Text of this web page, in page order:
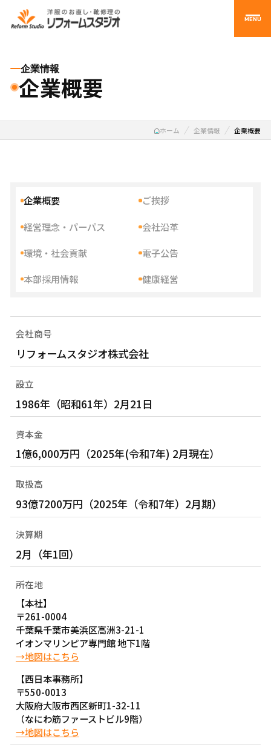
MENU
企業情報
企業概要
ホーム 企業情報 企業概要
企業概要
ご挨拶
経営理念・パーパス
会社沿革
環境・社会貢献
電子公告
本部採用情報
健康経営
会社商号
リフォームスタジオ株式会社
設立
1986年（昭和61年）2月21日
資本金
1億6,000万円（2025年(令和7年) 2月現在）
取扱高
93億7200万円（2025年（令和7年）2月期）
決算期
2月（年1回）
所在地
【本社】
〒261-0004
千葉県千葉市美浜区高洲3-21-1
イオンマリンピア専門館 地下1階
→地図はこちら
【西日本事務所】
〒550-0013
大阪府大阪市西区新町1-32-11
（なにわ筋ファーストビル9階）
→地図はこちら